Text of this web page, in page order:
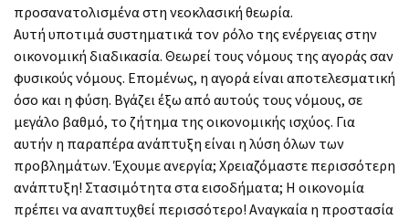
προσανατολισμένα στη νεοκλασική θεωρία.
Αυτή υποτιμά συστηματικά τον ρόλο της ενέργειας στην
οικονομική διαδικασία. Θεωρεί τους νόμους της αγοράς σαν
φυσικούς νόμους. Επομένως, η αγορά είναι αποτελεσματική
όσο και η φύση. Βγάζει έξω από αυτούς τους νόμους, σε
μεγάλο βαθμό, το ζήτημα της οικονομικής ισχύος. Για
αυτήν η παραπέρα ανάπτυξη είναι η λύση όλων των
προβλημάτων. Έχουμε ανεργία; Χρειαζόμαστε περισσότερη
ανάπτυξη! Στασιμότητα στα εισοδήματα; Η οικονομία
πρέπει να αναπτυχθεί περισσότερο! Αναγκαία η προστασία